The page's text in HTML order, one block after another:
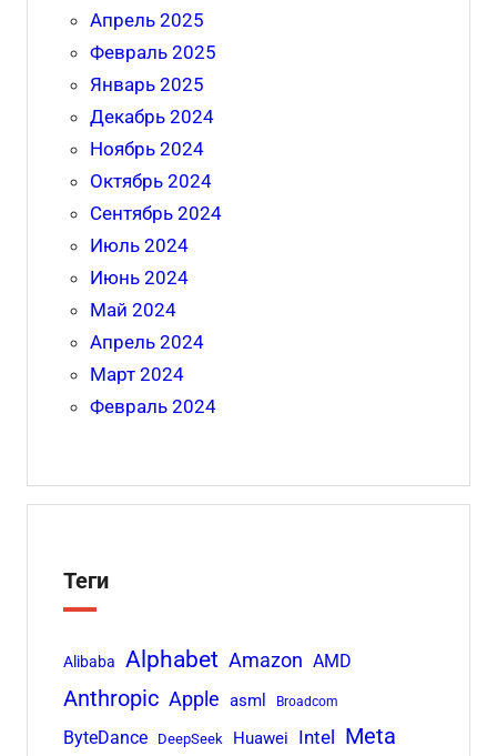
Апрель 2025
Февраль 2025
Январь 2025
Декабрь 2024
Ноябрь 2024
Октябрь 2024
Сентябрь 2024
Июль 2024
Июнь 2024
Май 2024
Апрель 2024
Март 2024
Февраль 2024
Теги
Alibaba Alphabet Amazon AMD
Anthropic Apple asml Broadcom
ByteDance DeepSeek Huawei Intel Meta